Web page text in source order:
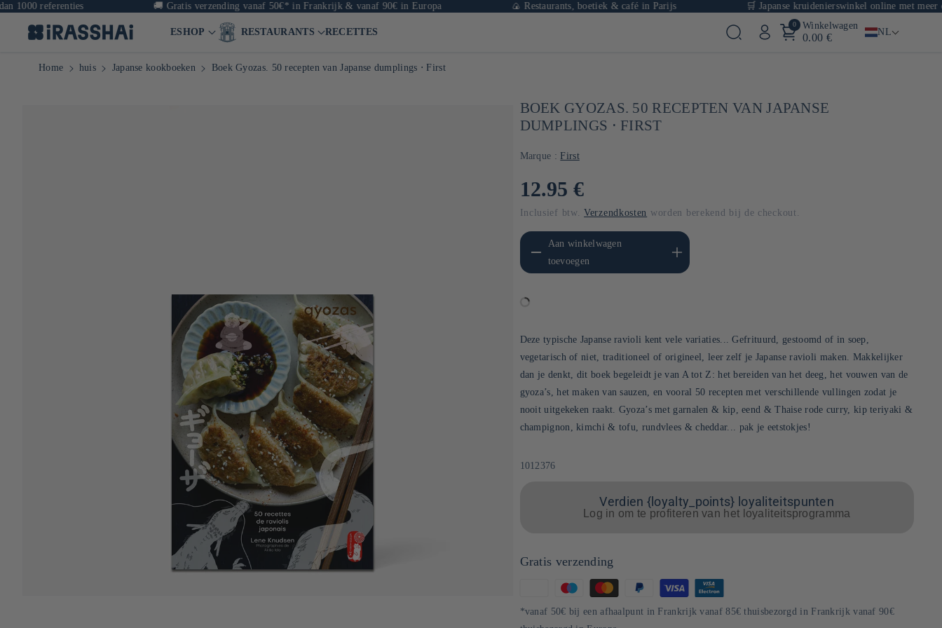
referenties Gratis verzending vanaf 50€* in Frankrijk & vanaf 90€ in Europa 🍙 Restaurants, boetiek & café in Parijs 🛒 Japanse kruidenierswinkel online met meer dan
ESHOP RESTAURANTS RECETTES
0 Winkelwagen
0.00 € NL
Home huis Japanse kookboeken Boek Gyozas. 50 recepten van Japanse dumplings ⋅ First
BOEK GYOZAS. 50 RECEPTEN VAN JAPANSE
DUMPLINGS ⋅ FIRST
Marque : First
Normale
prijs
12.95 €
Inclusief btw.Verzendkosten worden berekend bij de checkout.
Aantal verlagen voor Default
Aan winkelwagen
toevoegen
Aantal verhogen voor Default
Title
Deze typische Japanse ravioli kent vele variaties... Gefrituurd, gestoomd of in soep,
vegetarisch of niet, traditioneel of origineel, leer zelf je Japanse ravioli maken. Makkelijker
dan je denkt, dit boek begeleidt je van A tot Z: het bereiden van het deeg, het vouwen van de
gyoza’s, het maken van sauzen, en vooral 50 recepten met verschillende vullingen zodat je
nooit uitgekeken raakt. Gyoza’s met garnalen & kip, eend & Thaise rode curry, kip teriyaki &
champignon, kimchi & tofu, rundvlees & cheddar... pak je eetstokjes!
SKU:
1012376
Verdien {loyalty_points} loyaliteitspunten
Log in om te profiteren van het loyaliteitsprogramma
Gratis verzending
Betaalmethoden
*vanaf 50€ bij een afhaalpunt in Frankrijk vanaf 85€ thuisbezorgd in Frankrijk vanaf 90€